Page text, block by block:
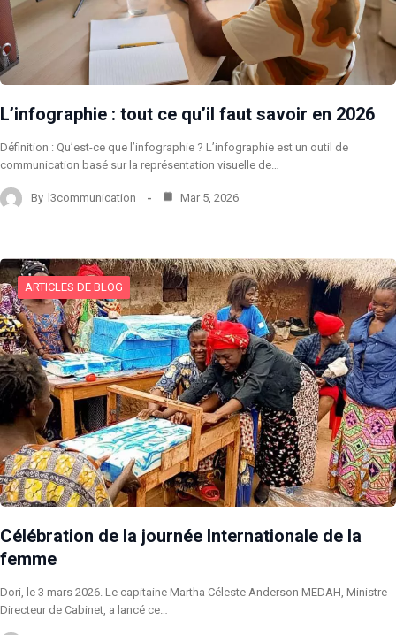
L’infographie : tout ce qu’il faut savoir en 2026
Définition : Qu’est-ce que l’infographie ? L’infographie est un outil de
communication basé sur la représentation visuelle de…
By l3communication Mar 5, 2026
ARTICLES DE BLOG
Célébration de la journée Internationale de la
femme
Dori, le 3 mars 2026. Le capitaine Martha Céleste Anderson MEDAH, Ministre
Directeur de Cabinet, a lancé ce…